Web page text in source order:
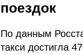
поездок
По данным
такси достигла